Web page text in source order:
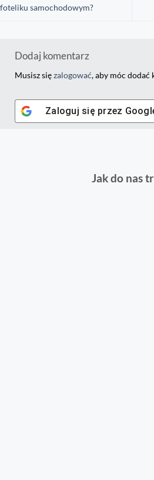
foteliku samochodowym?
Dodaj komentarz
Musisz sięzalogować, aby móc dodać
Zaloguj się przez
Jak do nas